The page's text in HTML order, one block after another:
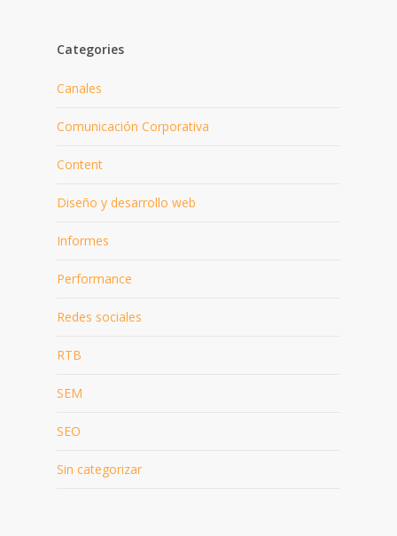
Categories
Canales
Comunicación Corporativa
Content
Diseño y desarrollo web
Informes
Performance
Redes sociales
RTB
SEM
SEO
Sin categorizar